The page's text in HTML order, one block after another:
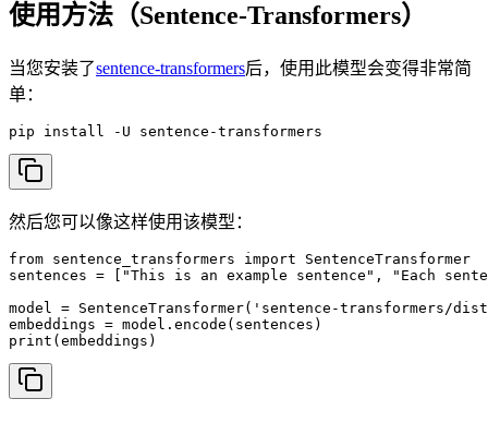
使用方法（Sentence-Transformers）
当您安装了sentence-transformers后，使用此模型会变得非常简
单：
pip install -U sentence-transformers
然后您可以像这样使用该模型：
from sentence_transformers import SentenceTransformer
sentences = ["This is an example sentence", "Each
model = SentenceTransformer('sentence-transformers/
embeddings = model.encode(sentences)
print(embeddings)